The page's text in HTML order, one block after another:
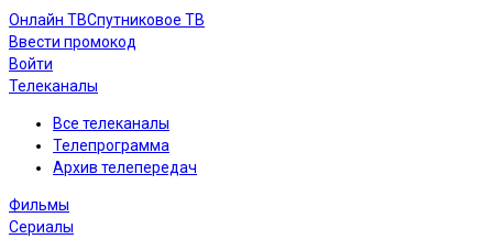
Онлайн ТВСпутниковое ТВ
Ввести промокод
Войти
Телеканалы
Все телеканалы
Телепрограмма
Архив телепередач
Фильмы
Сериалы